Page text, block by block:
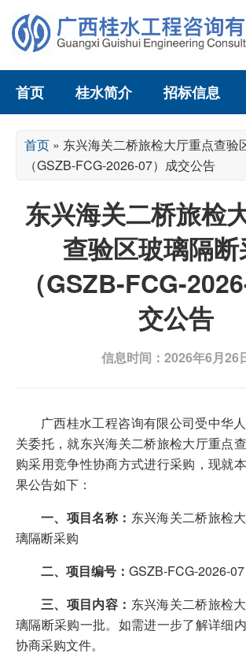
首页 桂水简介 招标信息
首页 » 东兴海关二桥旅检大厅重点查验
（GSZB-FCG-2026-07）成交公告
东兴海关二桥旅检
查验区玻璃隔
（GSZB-FCG-
交公告
信息时间：2026年6月26
广西桂水工程咨询有限公司受中华
关委托，就东兴海关二桥旅检大厅重点
购采用竞争性协商方式进行采购，现就
果公告如下：
一、 项目名称： 东兴海关二桥旅检
璃隔断采购
二、项目编号： GSZB-FCG-2026-07
三、项目内容 ： 东兴海关二桥旅检
璃隔断采购一批。如需进一步了解详细
协商采购文件。